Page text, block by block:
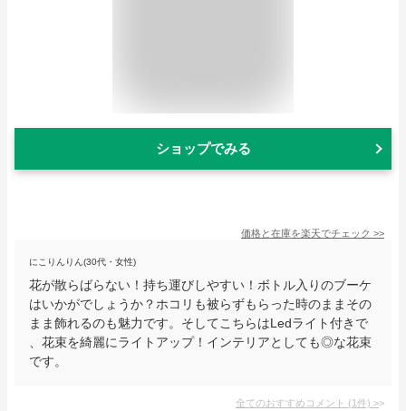
ショップでみる
価格と在庫を楽天でチェック >>
にこりんりん(30代・女性)
花が散らばらない！持ち運びしやすい！ボトル入りのブーケ
はいかがでしょうか？ホコリも被らずもらった時のままその
まま飾れるのも魅力です。そしてこちらはLedライト付きで
、花束を綺麗にライトアップ！インテリアとしても◎な花束
です。
全てのおすすめコメント (1件) >